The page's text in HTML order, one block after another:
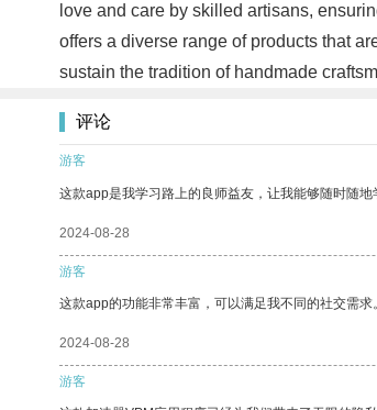
love and care by skilled artisans,
offers a diverse range of products that
sustain the tradition of handmade
评论
游客
这款app是我学习路上的良师益友，让我能够随时随地
2024-08-28
游客
这款app的功能非常丰富，可以满足我不同的社交需求。
2024-08-28
游客